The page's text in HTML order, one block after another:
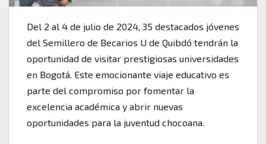
Del 2 al 4 de julio de 2024, 35 destacados jóvenes
del Semillero de Becarios U de Quibdó tendrán la
oportunidad de visitar prestigiosas universidades
en Bogotá. Este emocionante viaje educativo es
parte del compromiso por fomentar la
excelencia académica y abrir nuevas
oportunidades para la juventud chocoana.